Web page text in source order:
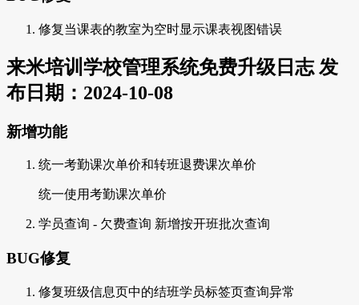
修复当课表的教室为空时显示课表视图错误
来米培训学校管理系统免费升级日志 发
布日期：2024-10-08
新增功能
统一考勤课次单价和转班退费课次单价
统一使用考勤课次单价
学员查询 - 欠费查询 新增按开班批次查询
BUG修复
修复班级信息页中的结班学员标签页查询异常